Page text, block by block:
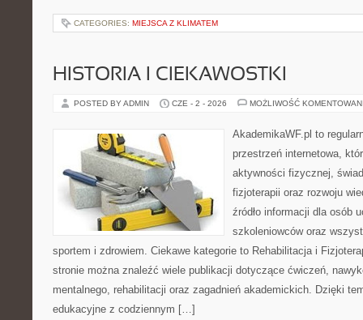
CATEGORIES: MIEJSCA Z KLIMATEM
HISTORIA I CIEKAWOSTKI
POSTED BY ADMIN CZE - 2 - 2026 MOŻLIWOŚĆ
AkademikaWF.pl to
przestrzeń internetowa,
aktywności fizycznej,
fizjoterapii oraz rozwoju
źródło informacji dla osób
szkoleniowców oraz
sportem i zdrowiem. Ciekawe kategorie to Rehabilitacja i
stronie można znaleźć wiele publikacji dotyczące ćwiczeń,
mentalnego, rehabilitacji oraz zagadnień akademickich. Dzięki
edukacyjne z codziennym […]